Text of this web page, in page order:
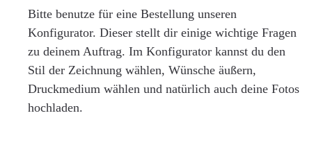
Bitte benutze für eine Bestellung unseren
Konfigurator. Dieser stellt dir einige wichtige Fragen
zu deinem Auftrag. Im Konfigurator kannst du den
Stil der Zeichnung wählen, Wünsche äußern,
Druckmedium wählen und natürlich auch deine Fotos
hochladen.